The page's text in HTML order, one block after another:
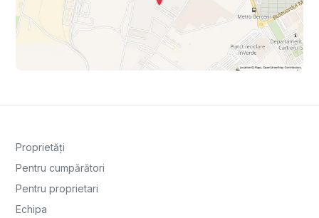
Proprietăți
Pentru cumpărători
Pentru proprietari
Echipa